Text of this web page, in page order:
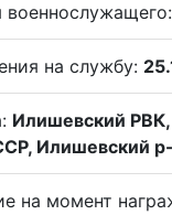
на службу:
Илишевский РВК,
Илишевский
на момент